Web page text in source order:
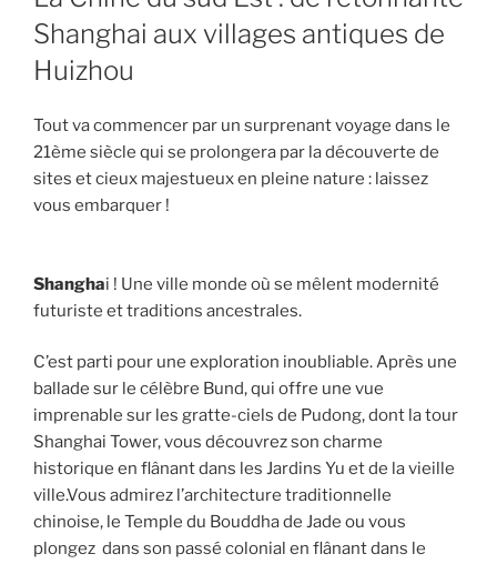
Shanghai aux villages antiques de
Huizhou
Tout va commencer par un surprenant voyage dans le
21ème siècle qui se prolongera par la découverte de
sites et cieux majestueux en pleine nature : laissez
vous embarquer !
Shanghai ! Une ville monde où se mêlent modernité
futuriste et traditions ancestrales.
C’est parti pour une exploration inoubliable. Après une
ballade sur le célèbre Bund, qui offre une vue
imprenable sur les gratte-ciels de Pudong, dont la tour
Shanghai Tower, vous découvrez son charme
historique en flânant dans les Jardins Yu et de la vieille
ville.Vous admirez l’architecture traditionnelle
chinoise, le Temple du Bouddha de Jade ou vous
plongez dans son passé colonial en flânant dans le